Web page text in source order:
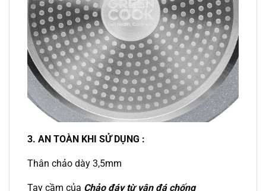
3. AN TOÀN KHI SỬ DỤNG :
Thân chảo dày 3,5mm
Tay cầm của Chảo đáy từ vân đá chống